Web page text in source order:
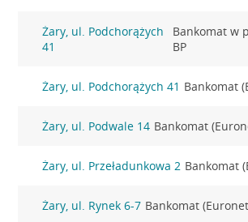
Żary, ul. Podchorążych
41
Bankomat w
BP
Żary, ul. Podchorążych 41 Bankomat
Żary, ul. Podwale 14 Bankomat
Żary, ul. Przeładunkowa 2 Bankomat
Żary, ul. Rynek 6-7 Bankomat